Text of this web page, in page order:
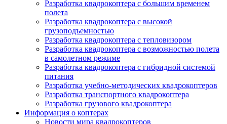
Разработка квадрокоптера с большим временем
полета
Разработка квадрокоптера с высокой
грузоподъемностью
Разработка квадрокоптера с тепловизором
Разработка квадрокоптера с возможностью полета
в самолетном режиме
Разработка квадрокоптера с гибридной системой
питания
Разработка учебно-методических квадрокоптеров
Разработка транспортного квадрокоптера
Разработка грузового квадрокоптера
Информация о коптерах
Новости мира квадрокоптеров